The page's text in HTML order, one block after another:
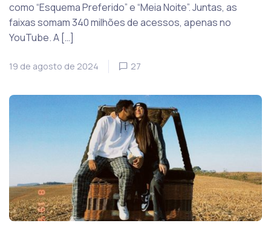
como “Esquema Preferido” e “Meia Noite”. Juntas, as
faixas somam 340 milhões de acessos, apenas no
YouTube. A […]
19 de agosto de 2024 27